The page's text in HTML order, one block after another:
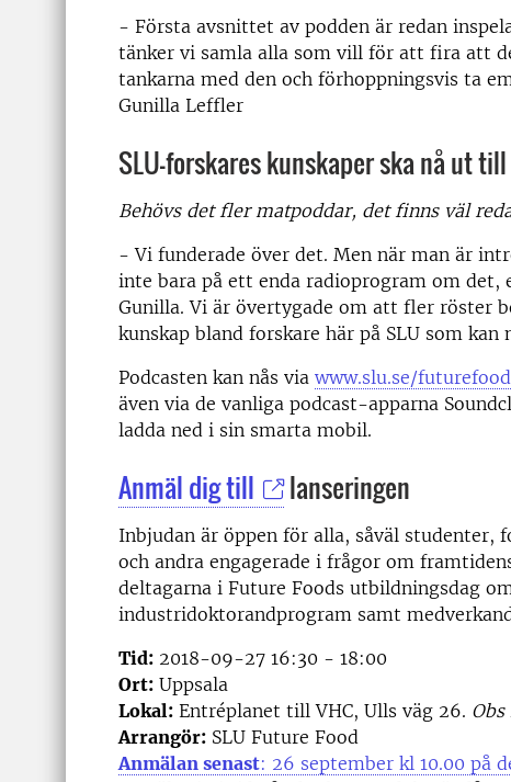
- Första avsnittet av podden är redan
tänker vi samla alla som vill för att fira att
tankarna med den och förhoppningsvis ta
Gunilla Leffler
SLU-forskares kunskaper ska nå ut
Behövs det fler matpoddar, det finns väl
- Vi funderade över det. Men när man är
inte bara på ett enda radioprogram om
Gunilla. Vi är övertygade om att fler röster
kunskap bland forskare här på SLU som
Podcasten kan nås via www.slu.se/futurefood
även via de vanliga podcast-apparna
ladda ned i sin smarta mobil.
Anmäl dig till lanseringen
Inbjudan är öppen för alla, såväl studenter,
och andra engagerade i frågor om
deltagarna i Future Foods utbildningsdag
industridoktorandprogram samt
Tid: 2018-09-27 16:30 - 18:00
Ort: Uppsala
Lokal: Entréplanet till VHC, Ulls väg 26.
Arrangör: SLU Future Food
Anmälan senast: 26 september kl 10.00 på